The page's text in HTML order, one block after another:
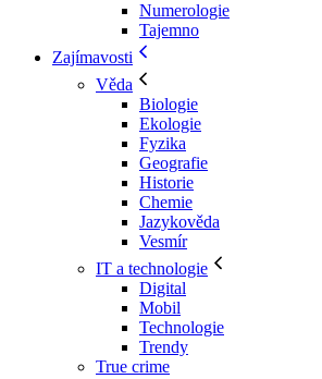
Numerologie
Tajemno
Zajímavosti
Věda
Biologie
Ekologie
Fyzika
Geografie
Historie
Chemie
Jazykověda
Vesmír
IT a technologie
Digital
Mobil
Technologie
Trendy
True crime